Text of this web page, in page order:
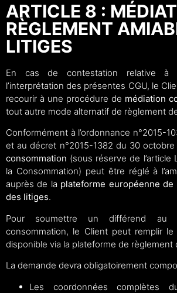
ARTICLE 8 :
RÈGLEMENT
LITIGES
En cas de contestation relative à
l’interprétation des présentes CGU, le
recourir à une procédure de médiation
tout autre mode alternatif de règlement
Conformément à l’ordonnance n°2015-
et au décret n°2015-1382 du 30
consommation (sous réserve de l’article
la Consommation) peut être réglé à
auprès de la plateforme européenne
des litiges.
Pour soumettre un différend au
consommation, le Client peut remplir
disponible via la plateforme de règlement
La demande devra obligatoirement
Les coordonnées complètes